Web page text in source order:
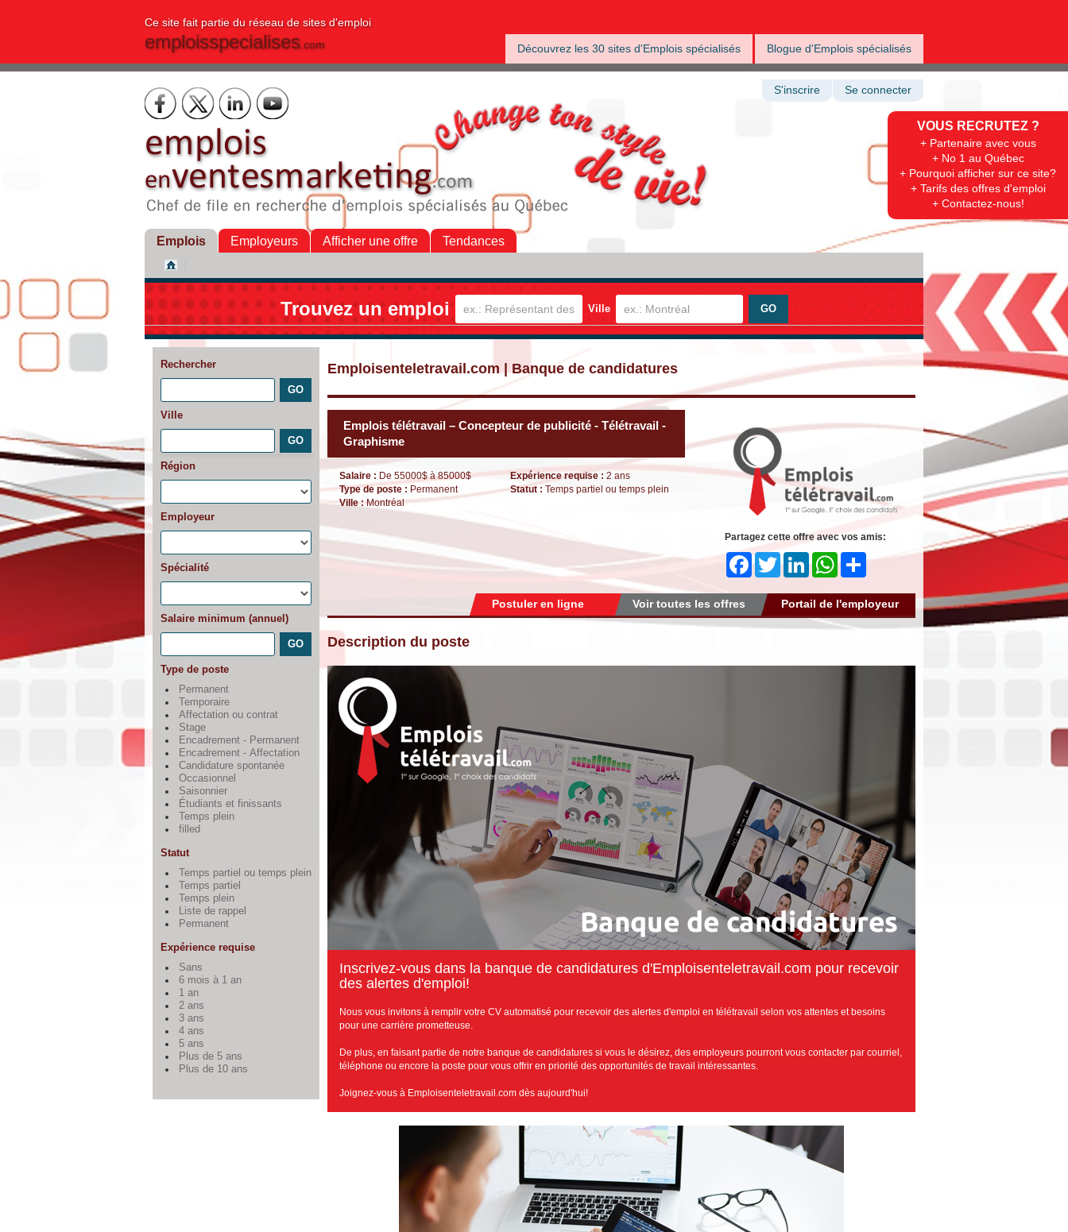
Ce site fait partie du réseau de sites d'emploi
emploisspecialises.com Découvrez les 30 sites d'Emplois spécialisés Blogue d'Emplois spécialisés
VOUS RECRUTEZ ?
+ Partenaire avec vous
+ No 1 au Québec
+ Pourquoi afficher sur ce site?
+ Tarifs des offres d'emploi
+ Contactez-nous!
S'inscrire Se connecter
Emplois Employeurs Afficher une offre Tendances
Trouvez un emploi Ville
Rechercher
Ville
Région
Employeur
Spécialité
Salaire minimum (annuel)
Type de poste
Permanent
Temporaire
Affectation ou contrat
Stage
Encadrement - Permanent
Encadrement - Affectation
Candidature spontanée
Occasionnel
Saisonnier
Étudiants et finissants
Temps plein
filled
Statut
Temps partiel ou temps plein
Temps partiel
Temps plein
Liste de rappel
Permanent
Expérience requise
Sans
6 mois à 1 an
1 an
2 ans
3 ans
4 ans
5 ans
Plus de 5 ans
Plus de 10 ans
Emploisenteletravail.com | Banque de candidatures
Emplois télétravail – Concepteur de publicité - Télétravail -
Graphisme
Salaire : De 55000$ à 85000$
Type de poste : Permanent
Ville :Montréal
Expérience requise : 2 ans
Statut : Temps partiel ou temps plein
Partagez cette offre avec vos amis:
FacebookTwitter LinkedInWhatsApp
Share
Portail de l'employeur
Voir toutes les offres
Postuler en ligne
Description du poste
Inscrivez-vous dans la banque de candidatures d'Emploisenteletravail.com pour recevoir
des alertes d'emploi!
Nous vous invitons à remplir votre CV automatisé pour recevoir des alertes d'emploi en télétravail selon vos attentes et besoins
pour une carrière prometteuse.
De plus, en faisant partie de notre banque de candidatures si vous le désirez, des employeurs pourront vous contacter par courriel,
téléphone ou encore la poste pour vous offrir en priorité des opportunités de travail intéressantes.
Joignez-vous à Emploisenteletravail.com dès aujourd'hui!